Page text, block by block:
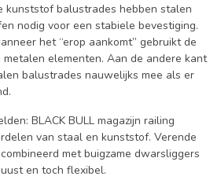
kunststof balustrades hebben stalen
nodig voor een stabiele bevestiging.
het “erop aankomt” gebruikt de
elementen. Aan de andere kant
balustrades nauwelijks mee als er
BLACK BULL magazijn railing
van staal en kunststof. Verende
met buigzame dwarsliggers
en toch flexibel.